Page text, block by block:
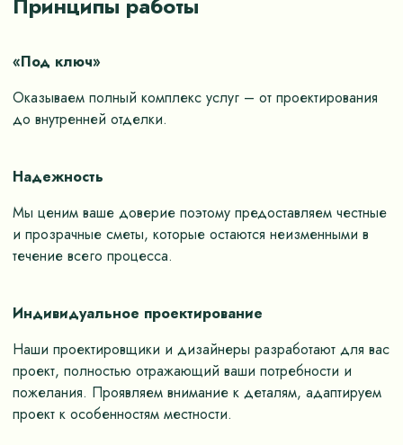
«Под ключ»
Оказываем полный комплекс услуг – от проектирования
до внутренней отделки.
Надежность
Мы ценим ваше доверие поэтому предоставляем честные
и прозрачные сметы, которые остаются неизменными в
течение всего процесса.
Индивидуальное проектирование
Наши проектировщики и дизайнеры разработают для вас
проект, полностью отражающий ваши потребности и
пожелания. Проявляем внимание к деталям, адаптируем
проект к особенностям местности.